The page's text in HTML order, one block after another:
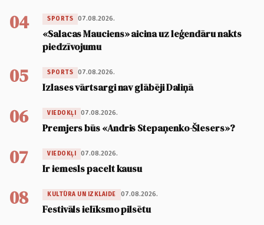
04 SPORTS 07.08.2026.
«Salacas Mauciens» aicina uz leģendāru nakts
piedzīvojumu
05 SPORTS 07.08.2026.
Izlases vārtsargi nav glābēji Daliņā
06 VIEDOKĻI 07.08.2026.
Premjers būs «Andris Stepaņenko-Šlesers»?
07 VIEDOKĻI 07.08.2026.
Ir iemesls pacelt kausu
08 KULTŪRA UN IZKLAIDE 07.08.2026.
Festivāls ielīksmo pilsētu